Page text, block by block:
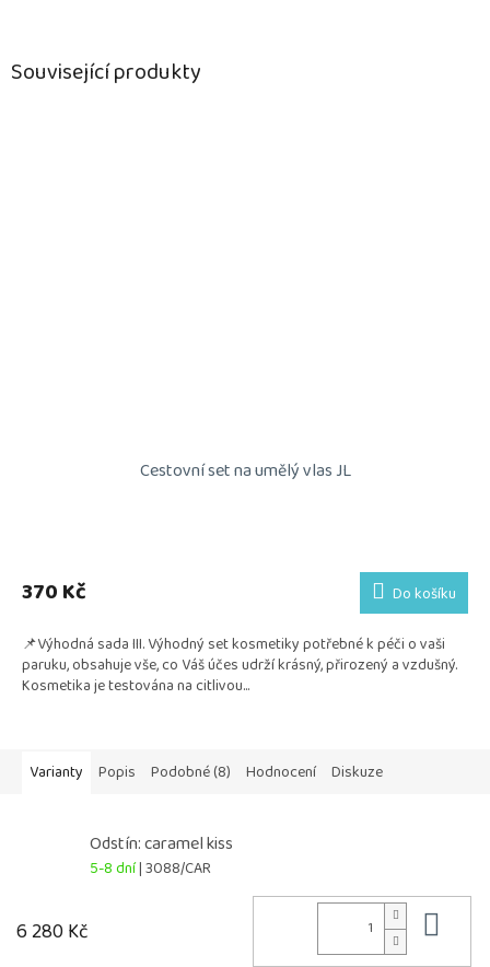
Související produkty
Cestovní set na umělý vlas JL
produktu
je
z
5
hvězdiček.
370 Kč Do košíku
📌Výhodná sada III. Výhodný set kosmetiky potřebné k péči o vaši
paruku, obsahuje vše, co Váš účes udrží krásný, přirozený a vzdušný.
Kosmetika je testována na citlivou...
Varianty Popis Podobné (8) Hodnocení Diskuze
Odstín: caramel kiss
5-8 dní| 3088/CAR
6 280 Kč